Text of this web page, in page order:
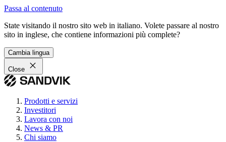
Passa al contenuto
State visitando il nostro sito web in italiano. Volete passare al nostro
sito in inglese, che contiene informazioni più complete?
Cambia lingua
Close
Prodotti e servizi
Investitori
Lavora con noi
News & PR
Chi siamo